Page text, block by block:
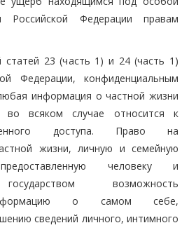
Российской Федерации правам
статей 23 (часть 1) и 24 (часть 1)
Федерации, конфиденциальным
информация о частной жизни
всяком случае относится к
доступа. Право на
жизни, личную и семейную
человеку и
возможность
о самом себе,
сведений личного, интимного